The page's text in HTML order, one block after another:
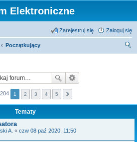
Elektroniczne
Zaloguj się
Zarejestruj się
Początkujący
1 2 3 4 5
Tematy
A. « czw 08 paź 2020, 11:50